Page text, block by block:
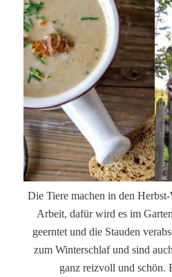
Die Tiere machen in den
Arbeit, dafür wird es im
geerntet und die Stauden
zum Winterschlaf und sind
ganz reizvoll und schön.